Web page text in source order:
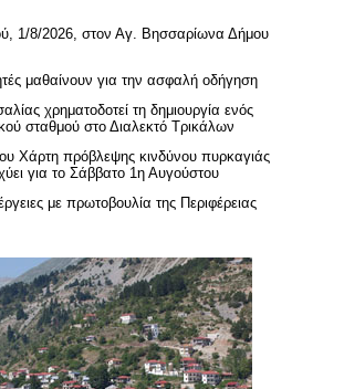
1/8/2026, στον Αγ. Βησσαρίωνα Δήμου
μαθαίνουν για την ασφαλή οδήγηση
χρηματοδοτεί τη δημιουργία ενός
σταθμού στο Διαλεκτό Τρικάλων
Χάρτη πρόβλεψης κινδύνου πυρκαγιάς
για το Σάββατο 1η Αυγούστου
με πρωτοβουλία της Περιφέρειας